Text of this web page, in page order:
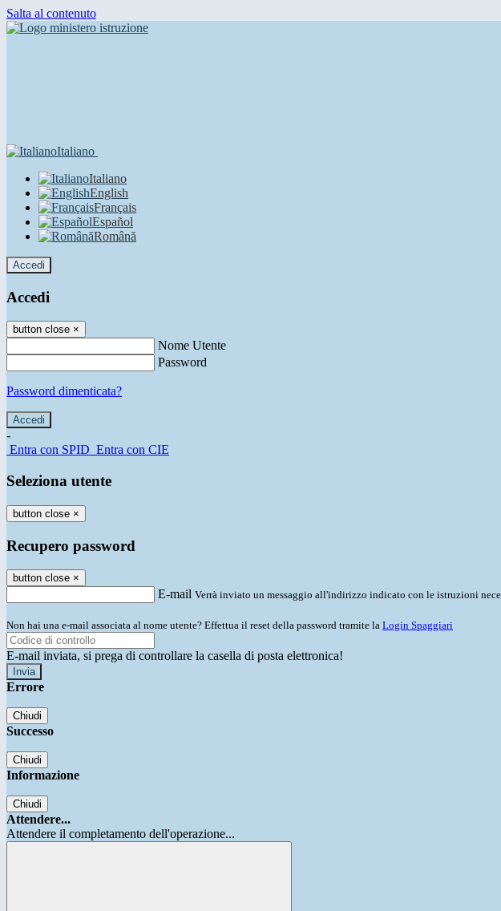
Salta al contenuto
Italiano
Italiano
English
Français
Español
Română
Accedi
Accedi
button close ×
Nome Utente
Password
Password dimenticata?
-
Entra con SPID Entra con CIE
Seleziona utente
button close ×
Recupero password
button close ×
E-mail Verrà inviato un messaggio all'indirizzo indicato con le istruzioni
Non hai una e-mail associata al nome utente? Effettua il reset della password tramite la Login Spaggiari
E-mail inviata, si prega di controllare la casella di posta elettronica!
Errore
Chiudi
Successo
Chiudi
Informazione
Chiudi
Attendere...
Attendere il completamento dell'operazione...